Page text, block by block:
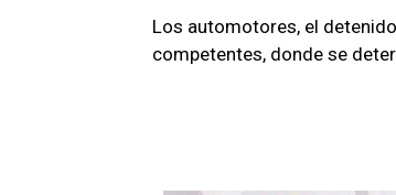
Los automotores, el
competentes, donde se